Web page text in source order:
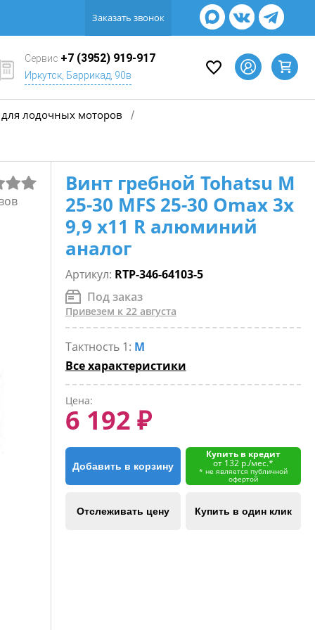
Заказать звонок
Сервис +7 (3952) 919-917
Иркутск, Баррикад, 90в
лодочных моторов /
Винт гребной Tohatsu M
25-30 MFS 25-30 Omax 3х
9,9 х11 R алюминий
аналог
Артикул: RTP-346-64103-5
Под заказ
Привезем к 22 августа
Тактность 1: M
Все характеристики
Цена:
6 192 ₽
Добавить в корзину
Купить в кредит
от 132 р./мес.*
* не является публичной
офертой
Отслеживать цену Купить в один клик